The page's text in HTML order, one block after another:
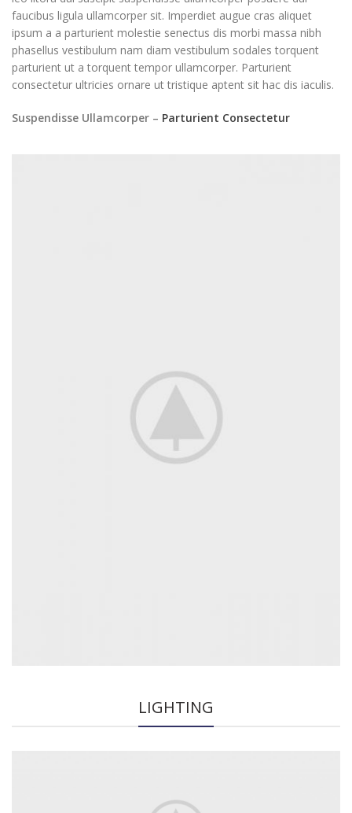
faucibus ligula ullamcorper sit. Imperdiet augue cras aliquet
ipsum a a parturient molestie senectus dis morbi massa nibh
phasellus vestibulum nam diam vestibulum sodales torquent
parturient ut a torquent tempor ullamcorper. Parturient
consectetur ultricies ornare ut tristique aptent sit hac dis iaculis.
Suspendisse Ullamcorper – Parturient Consectetur
LIGHTING